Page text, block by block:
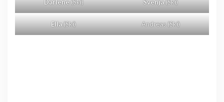
Darlene(Ski) Svenja(Ski)
Ella(Ski) Andreas (Ski)